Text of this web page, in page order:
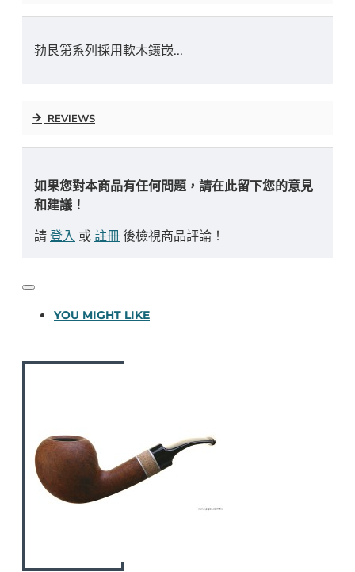
勃艮第系列採用軟木鑲嵌...
REVIEWS
如果您對本商品有任何問題，請在此留下您的意見
和建議！
請登入 或註冊後檢視商品評論！
YOU MIGHT LIKE